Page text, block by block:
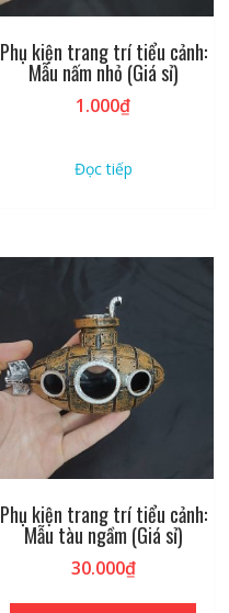
Phụ kiện trang trí tiểu cảnh:
Mẫu nấm nhỏ (Giá sỉ)
1.000₫
Đọc tiếp
Phụ kiện trang trí tiểu cảnh:
Mẫu tàu ngầm (Giá sỉ)
30.000₫